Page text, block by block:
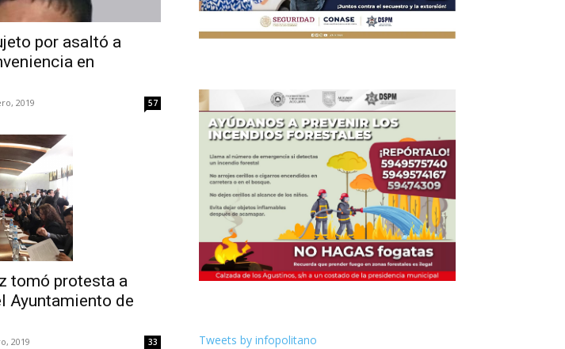
por asaltó a
en
2019 57
tomó protesta a
Ayuntamiento de
2019 33 Tweets by infopolitano